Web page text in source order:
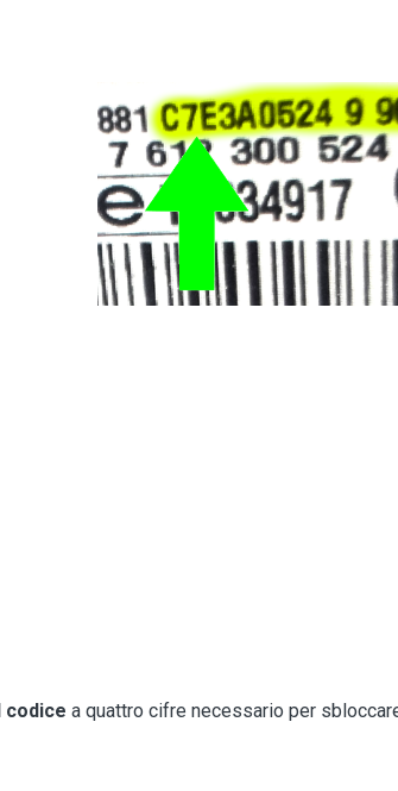
codice a quattro cifre necessario per